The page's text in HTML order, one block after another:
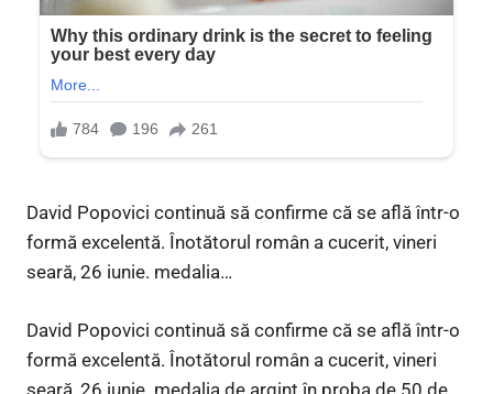
David Popovici continuă să confirme că se află într-o
formă excelentă. Înotătorul român a cucerit, vineri
seară, 26 iunie. medalia…
David Popovici continuă să confirme că se află într-o
formă excelentă. Înotătorul român a cucerit, vineri
seară, 26 iunie. medalia de argint în proba de 50 de